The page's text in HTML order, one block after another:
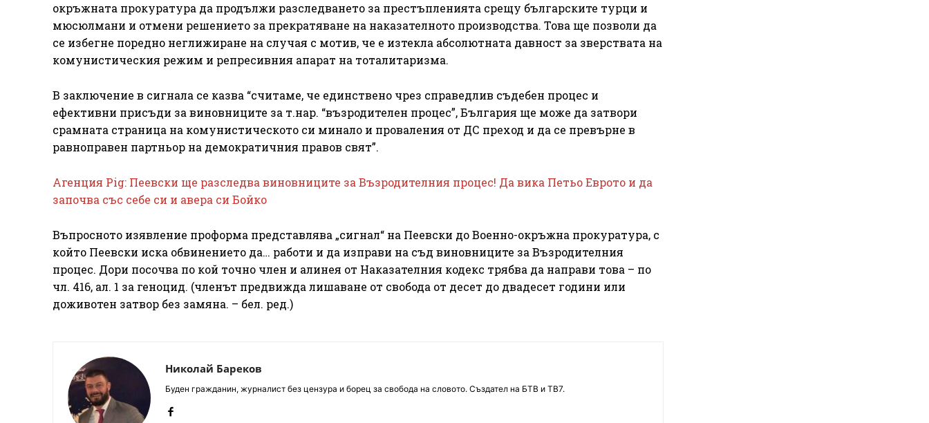
окръжната прокуратура да продължи разследването за престъпленията срещу българските турци и
мюсюлмани и отмени решението за прекратяване на наказателното производства. Това ще позволи да
се избегне поредно неглижиране на случая с мотив, че е изтекла абсолютната давност за зверствата на
комунистическия режим и репресивния апарат на тоталитаризма.
В заключение в сигнала се казва “считаме, че единствено чрез справедлив съдебен процес и
ефективни присъди за виновниците за т.нар. “възродителен процес”, България ще може да затвори
срамната страница на комунистическото си минало и проваления от ДС преход и да се превърне в
равноправен партньор на демократичния правов свят”.
Агенция Pig: Пеевски ще разследва виновниците за Възродителния процес! Да вика Петьо Еврото и да
започва със себе си и авера си Бойко
Въпросното изявление проформа представлява „сигнал“ на Пеевски до Военно-окръжна прокуратура, с
който Пеевски иска обвинението да… работи и да изправи на съд виновниците за Възродителния
процес. Дори посочва по кой точно член и алинея от Наказателния кодекс трябва да направи това – по
чл. 416, ал. 1 за геноцид. (членът предвижда лишаване от свобода от десет до двадесет години или
доживотен затвор без замяна. – бел. ред.)
Николай Бареков
Буден гражданин, журналист без цензура и борец за свобода на словото. Създател на БТВ и ТВ7.